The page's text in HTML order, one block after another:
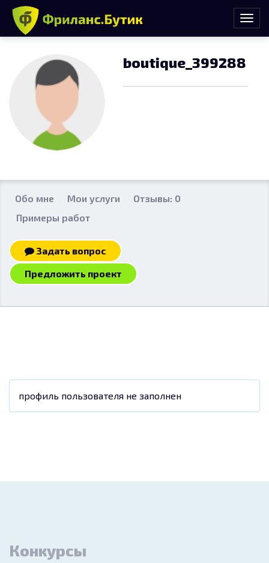
boutique_399288
Обо мне Мои услуги
Отзывы: 0
Примеры работ
Задать вопрос
Предложить проект
профиль пользователя не заполнен
Конкурсы